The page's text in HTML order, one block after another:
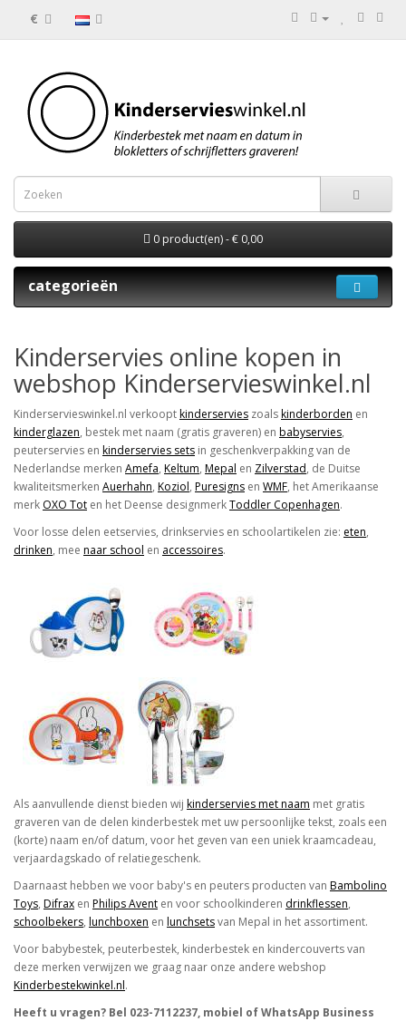
€
0 product(en) - € 0,00
categorieën
Kinderservies online kopen in
webshop Kinderservieswinkel.nl
Kinderservieswinkel.nl verkooptkinderservies zoalskinderborden en
kinderglazen, bestek met naam (gratis graveren) en babyservies,
peuterservies en kinderservies sets in geschenkverpakking van de
Nederlandse merken Amefa, Keltum, Mepal en Zilverstad, de Duitse
kwaliteitsmerken Auerhahn, Koziol, Puresigns en WMF, het Amerikaanse
merk OXO Tot en het Deense designmerkToddler Copenhagen.
Voor losse delen eetservies, drinkservies en schoolartikelen zie: eten,
drinken, mee naar school en accessoires.
Als aanvullende dienst bieden wij kinderservies met naam met gratis
graveren van de delen kinderbestek met uw persoonlijke tekst, zoals een
(korte) naam en/of datum, voor het geven van een uniek kraamcadeau,
verjaardagskado of relatiegeschenk.
Daarnaast hebben we voor baby's en peuters producten van Bambolino
Toys, Difrax en Philips Avent en voor schoolkinderen drinkflessen,
schoolbekers, lunchboxen en lunchsetsvan Mepal in het assortiment.
Voor babybestek, peuterbestek, kinderbestek en kindercouverts van
deze merken verwijzen we graag naar onze andere webshop
Kinderbestekwinkel.nl.
Heeft u vragen? Bel 023-7112237, mobiel of WhatsApp Business